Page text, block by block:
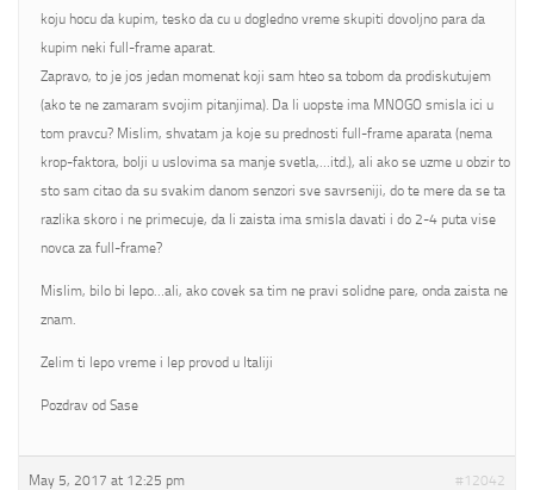
koju hocu da kupim, tesko da cu u dogledno vreme skupiti dovoljno para da
kupim neki full-frame aparat.
Zapravo, to je jos jedan momenat koji sam hteo sa tobom da prodiskutujem
(ako te ne zamaram svojim pitanjima). Da li uopste ima MNOGO smisla ici u
tom pravcu? Mislim, shvatam ja koje su prednosti full-frame aparata (nema
krop-faktora, bolji u uslovima sa manje svetla,…itd.), ali ako se uzme u obzir to
sto sam citao da su svakim danom senzori sve savrseniji, do te mere da se ta
razlika skoro i ne primecuje, da li zaista ima smisla davati i do 2-4 puta vise
novca za full-frame?
Mislim, bilo bi lepo…ali, ako covek sa tim ne pravi solidne pare, onda zaista ne
znam.
Zelim ti lepo vreme i lep provod u Italiji
Pozdrav od Sase
May 5, 2017 at 12:25 pm #12042